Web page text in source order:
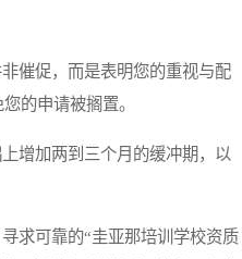
催促，而是表明您的重视与配
的申请被搁置。
增加两到三个月的缓冲期，以
求可靠的“圭亚那培训学校资质